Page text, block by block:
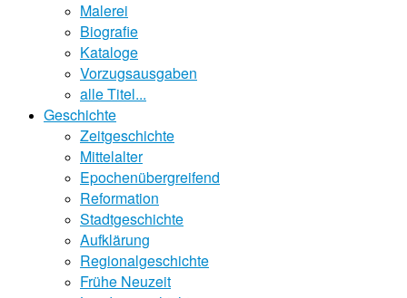
Malerei
Biografie
Kataloge
Vorzugsausgaben
alle Titel...
Geschichte
Zeitgeschichte
Mittelalter
Epochenübergreifend
Reformation
Stadtgeschichte
Aufklärung
Regionalgeschichte
Frühe Neuzeit